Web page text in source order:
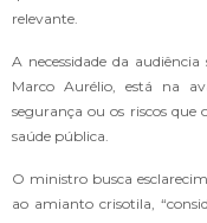
relevante.
A necessidade da
Marco Aurélio, está na
segurança ou os riscos que
saúde pública.
O ministro busca
ao amianto crisotila,